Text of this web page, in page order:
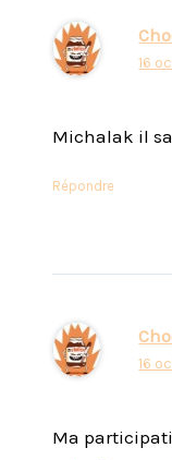
16
Michalak il
Répondre
16
Ma